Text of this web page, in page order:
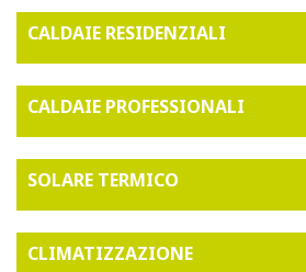
CALDAIE RESIDENZIALI
CALDAIE PROFESSIONALI
SOLARE TERMICO
CLIMATIZZAZIONE